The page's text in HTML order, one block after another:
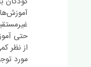
حتی
از نظر
مورد